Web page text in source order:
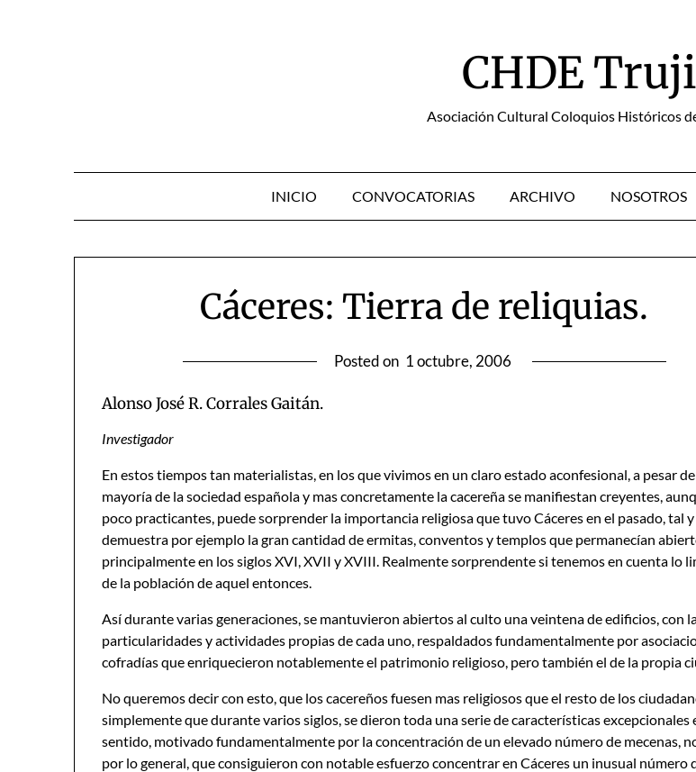
CHDE
Asociación Cultural Coloquios Históricos
INICIO CONVOCATORIAS ARCHIVO NOSOTROS
Cáceres: Tierra de reliquias.
Posted on 1 octubre, 2006
Alonso José R. Corrales Gaitán.
Investigador
En estos tiempos tan materialistas, en los que vivimos en un claro estado aconfesional, a pesar
mayoría de la sociedad española y mas concretamente la cacereña se manifiestan creyentes,
poco practicantes, puede sorprender la importancia religiosa que tuvo Cáceres en el pasado, tal
demuestra por ejemplo la gran cantidad de ermitas, conventos y templos que permanecían
principalmente en los siglos XVI, XVII y XVIII. Realmente sorprendente si tenemos en cuenta lo
de la población de aquel entonces.
Así durante varias generaciones, se mantuvieron abiertos al culto una veintena de edificios, con
particularidades y actividades propias de cada uno, respaldados fundamentalmente por
cofradías que enriquecieron notablemente el patrimonio religioso, pero también el de la propia
No queremos decir con esto, que los cacereños fuesen mas religiosos que el resto de los
simplemente que durante varios siglos, se dieron toda una serie de características excepcionales
sentido, motivado fundamentalmente por la concentración de un elevado número de mecenas,
por lo general, que consiguieron con notable esfuerzo concentrar en Cáceres un inusual número